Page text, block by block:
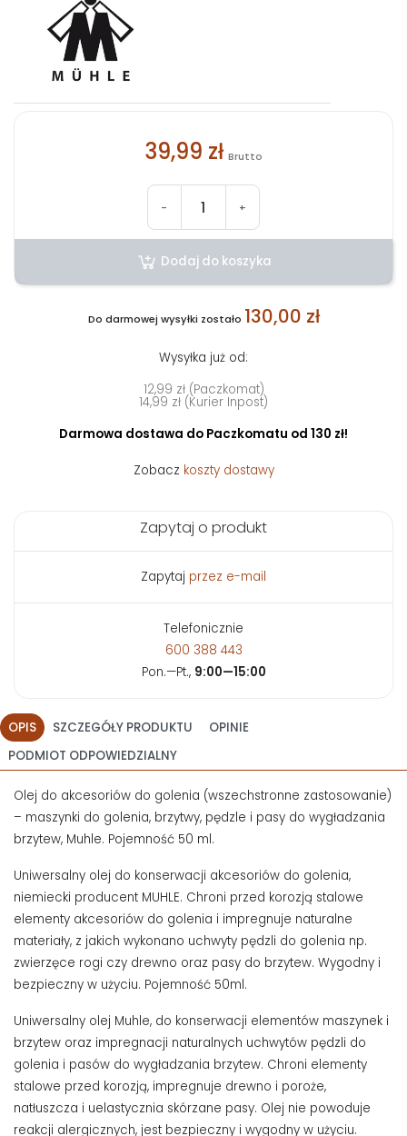
39,99 zł Brutto
- +
Dodaj do koszyka
Do darmowej wysyłki zostało 130,00 zł
Wysyłka już od:
12,99 zł (Paczkomat)
14,99 zł (Kurier Inpost)
Darmowa dostawa do Paczkomatu od 130 zł!
Zobacz koszty dostawy
Zapytaj o produkt
Zapytaj przez e-mail
Telefonicznie
600 388 443
Pon.—Pt., 9:00—15:00
OPIS SZCZEGÓŁY PRODUKTU
OPINIE
PODMIOT ODPOWIEDZIALNY
Olej do akcesoriów do golenia (wszechstronne zastosowanie)
– maszynki do golenia, brzytwy, pędzle i pasy do wygładzania
brzytew, Muhle. Pojemność 50 ml.
Uniwersalny olej do konserwacji akcesoriów do golenia,
niemiecki producent MUHLE. Chroni przed korozją stalowe
elementy akcesoriów do golenia i impregnuje naturalne
materiały, z jakich wykonano uchwyty pędzli do golenia np.
zwierzęce rogi czy drewno oraz pasy do brzytew. Wygodny i
bezpieczny w użyciu. Pojemność 50ml.
Uniwersalny olej Muhle, do konserwacji elementów maszynek i
brzytew oraz impregnacji naturalnych uchwytów pędzli do
golenia i pasów do wygładzania brzytew. Chroni elementy
stalowe przed korozją, impregnuje drewno i poroże,
natłuszcza i uelastycznia skórzane pasy. Olej nie powoduje
reakcji alergicznych, jest bezpieczny i wygodny w użyciu.